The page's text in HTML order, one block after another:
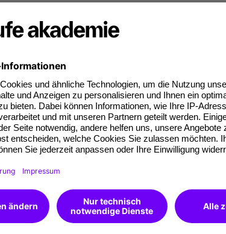
im Verkauf und der Kundenbetreuung
ein optimales Einkaufserlebnis. Im Folgenden